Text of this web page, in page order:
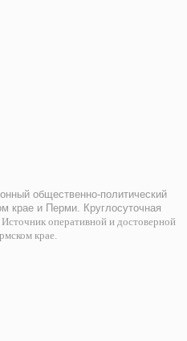
общественно-политический
крае и Перми. Круглосуточная
Источник оперативной и достоверной
крае.